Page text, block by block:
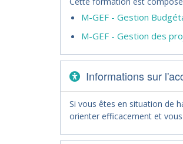
M-GEF - Gestion
M-GEF - Gestion des
Informations sur
Si vous êtes en situation de
orienter efficacement et